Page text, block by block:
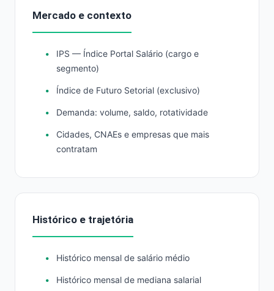
Mercado e contexto
IPS — Índice Portal Salário (cargo e
segmento)
Índice de Futuro Setorial (exclusivo)
Demanda: volume, saldo, rotatividade
Cidades, CNAEs e empresas que mais
contratam
Histórico e trajetória
Histórico mensal de salário médio
Histórico mensal de mediana salarial